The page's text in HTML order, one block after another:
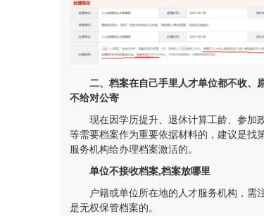
二、档案在自己手里人才单位都不收、
不给对公寄
现在因学历提升、退休计算工龄、参加
等需要档案作为重要依据材料的，建议是找
服务机构给办理档案激活的。
单位不接收档案,档案放哪里
户籍或单位所在地的人才服务机构，需
是无权保管档案的。
王小姐 181****2354